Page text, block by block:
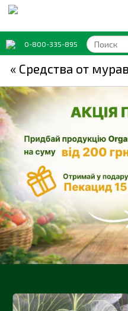
0-800-335-895
« Средства от